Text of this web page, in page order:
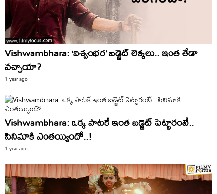
Vishwambhara: ‘విశ్వంభర’ బడ్జెట్ లెక్కలు.. ఇంత తేడా
వచ్చాయా?
1 year ago
Vishwambhara: ఒక్క పాటకే ఇంత బడ్జెట్ పెట్టారంటే..
సినిమాకి ఎంతయ్యిందో..!
1 year ago